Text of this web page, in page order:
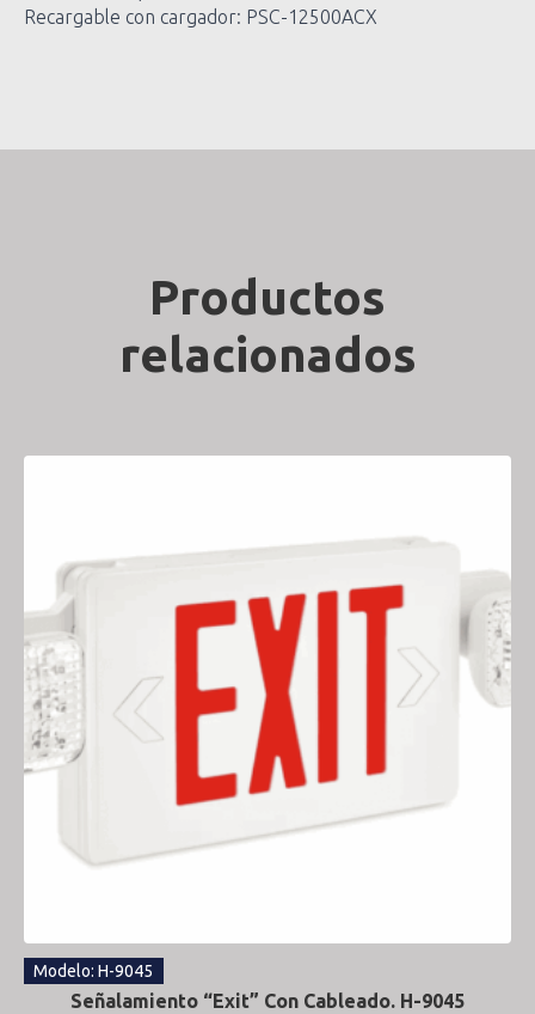
Recargable con cargador: PSC-12500ACX
Productos
relacionados
Modelo: H-9045
Señalamiento “Exit” Con Cableado. H-9045